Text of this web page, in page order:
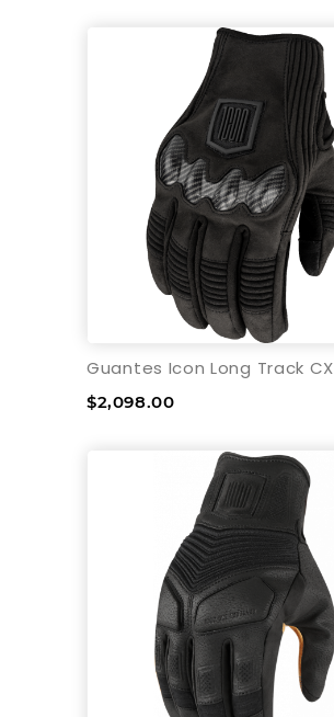
Guantes Icon Long Track CX
$2,098.00